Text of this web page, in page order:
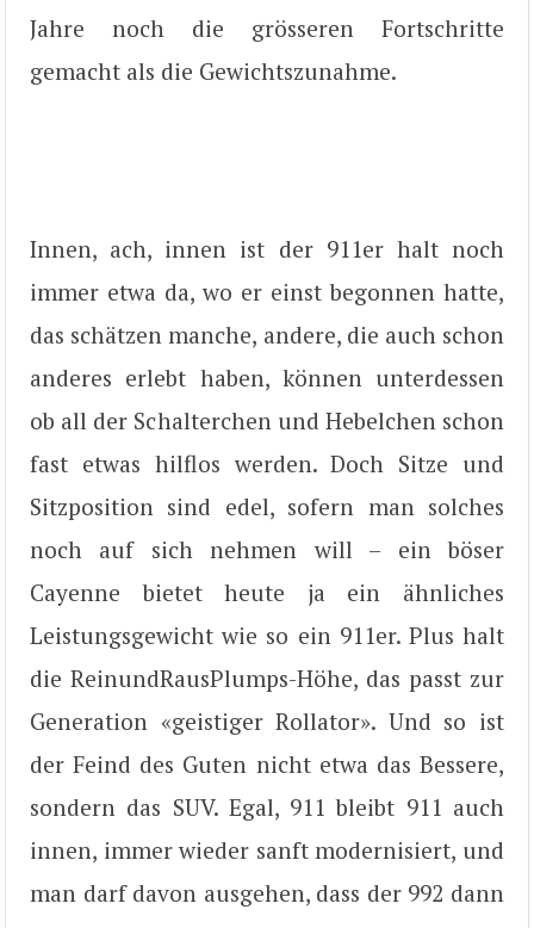
Jahre noch die grösseren Fortschritte
gemacht als die Gewichtszunahme.
Innen, ach, innen ist der 911er halt noch
immer etwa da, wo er einst begonnen hatte,
das schätzen manche, andere, die auch schon
anderes erlebt haben, können unterdessen
ob all der Schalterchen und Hebelchen schon
fast etwas hilflos werden. Doch Sitze und
Sitzposition sind edel, sofern man solches
noch auf sich nehmen will – ein böser
Cayenne bietet heute ja ein ähnliches
Leistungsgewicht wie so ein 911er. Plus halt
die ReinundRausPlumps-Höhe, das passt zur
Generation «geistiger Rollator». Und so ist
der Feind des Guten nicht etwa das Bessere,
sondern das SUV. Egal, 911 bleibt 911 auch
innen, immer wieder sanft modernisiert, und
man darf davon ausgehen, dass der 992 dann